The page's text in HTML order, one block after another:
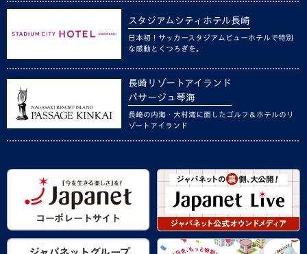
スタジアムシティホテル長崎
日本初！サッカースタジアムビューホテルで特別
な感動とくつろぎを。
長崎リゾートアイランド
パサージュ琴海
長崎の内海・大村湾に面したゴルフ＆ホテルのリ
ゾートアイランド